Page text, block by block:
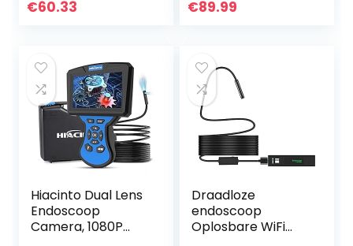
Inspectiecamera
€60.33
inspectiecamera,
€89.99
Hiacinto Dual Lens
Endoscoop
Camera, 1080P
Draadloze
endoscoop
Oplosbare WiFi